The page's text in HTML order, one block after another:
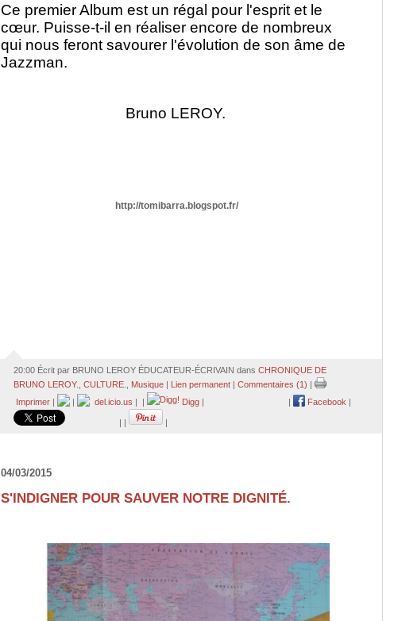
Ce premier Album est un régal pour l'esprit et le
cœur. Puisse-t-il en réaliser encore de nombreux
qui nous feront savourer l'évolution de son âme de
Jazzman.
Bruno LEROY.
http://tomibarra.blogspot.fr/
20:00 Écrit par BRUNO LEROY ÉDUCATEUR-ÉCRIVAIN dans CHRONIQUE DE
BRUNO LEROY.
CULTURE. Musique| Lien permanent| Commentaires (1) |
Imprimer| | del.icio.us | | Digg| | Facebook |
| | |
04/03/2015
S'INDIGNER POUR SAUVER NOTRE DIGNITÉ.